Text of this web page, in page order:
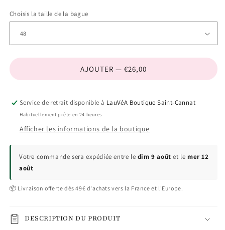
Choisis la taille de la bague
AJOUTER — €26,00
Service de retrait disponible à LauVéA Boutique Saint-Cannat
Habituellement prête en 24 heures
Afficher les informations de la boutique
Votre commande sera expédiée entre le dim 9 août et lemer 12
août
📦 Livraison offerte dès 49€ d'achats vers la France et l'Europe.
DESCRIPTION DU PRODUIT